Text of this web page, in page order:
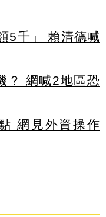
5千」 賴清德喊
？ 網喊2地區恐
網見外資操作